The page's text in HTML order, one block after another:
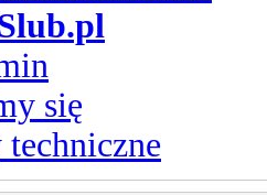
się
techniczne